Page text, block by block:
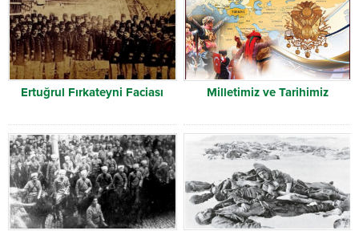
Ertuğrul Fırkateyni Faciası Milletimiz ve Tarihimiz